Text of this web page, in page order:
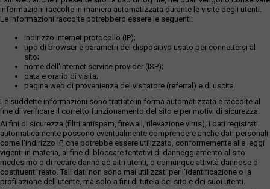
informazioni raccolte in maniera automatizzata durante le visite degli utenti.
Le informazioni raccolte potrebbero essere le seguenti:
indirizzo internet protocollo (IP);
tipo di browser e parametri del dispositivo usato per connettersi al
sito;
nome dell'internet service provider (ISP);
data e orario di visita;
pagina web di provenienza del visitatore (referral) e di uscita.
Le suddette informazioni sono trattate in forma automatizzata e raccolte al
fine di verificare il corretto funzionamento del sito e per motivi di sicurezza.
Ai fini di sicurezza (filtri antispam, firewall, rilevazione virus), i dati registrati
automaticamente possono eventualmente comprendere anche dati personali
come l'indirizzo IP, che potrebbe essere utilizzato, conformemente alle leggi
vigenti in materia, al fine di bloccare tentativi di danneggiamento al sito
medesimo o di recare danno ad altri utenti, o comunque attività dannose o
costituenti reato. Tali dati non sono mai utilizzati per l'identificazione o la
profilazione dell'utente, ma solo a fini di tutela del sito e dei suoi utenti.